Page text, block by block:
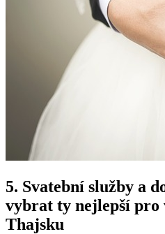
5. Svatební služby a
vybrat ty nejlepší pro
Thajsku